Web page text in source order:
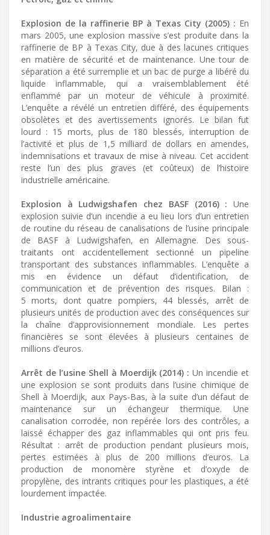
Explosion de la raffinerie BP à Texas City (2005) : En
mars 2005, une explosion massive s’est produite dans la
raffinerie de BP à Texas City, due à des lacunes critiques
en matière de sécurité et de maintenance. Une tour de
séparation a été surremplie et un bac de purge a libéré du
liquide inflammable, qui a vraisemblablement été
enflammé par un moteur de véhicule à proximité.
L’enquête a révélé un entretien différé, des équipements
obsolètes et des avertissements ignorés. Le bilan fut
lourd : 15 morts, plus de 180 blessés, interruption de
l’activité et plus de 1,5 milliard de dollars en amendes,
indemnisations et travaux de mise à niveau. Cet accident
reste l’un des plus graves (et coûteux) de l’histoire
industrielle américaine.
Explosion à Ludwigshafen chez BASF (2016) : Une
explosion suivie d’un incendie a eu lieu lors d’un entretien
de routine du réseau de canalisations de l’usine principale
de BASF à Ludwigshafen, en Allemagne. Des sous-
traitants ont accidentellement sectionné un pipeline
transportant des substances inflammables. L’enquête a
mis en évidence un défaut d’identification, de
communication et de prévention des risques. Bilan :
5 morts, dont quatre pompiers, 44 blessés, arrêt de
plusieurs unités de production avec des conséquences sur
la chaîne d’approvisionnement mondiale. Les pertes
financières se sont élevées à plusieurs centaines de
millions d’euros.
Arrêt de l’usine Shell à Moerdijk (2014) : Un incendie et
une explosion se sont produits dans l’usine chimique de
Shell à Moerdijk, aux Pays-Bas, à la suite d’un défaut de
maintenance sur un échangeur thermique. Une
canalisation corrodée, non repérée lors des contrôles, a
laissé échapper des gaz inflammables qui ont pris feu.
Résultat : arrêt de production pendant plusieurs mois,
pertes estimées à plus de 200 millions d’euros. La
production de monomère styrène et d’oxyde de
propylène, des intrants critiques pour les plastiques, a été
lourdement impactée.
Industrie agroalimentaire